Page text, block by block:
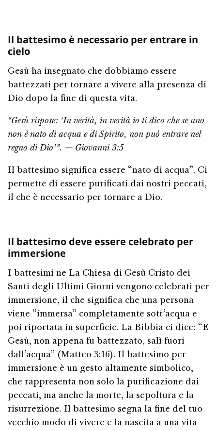
Il battesimo è necessario per entrare in
cielo
Gesù ha insegnato che dobbiamo essere
battezzati per tornare a vivere alla presenza di
Dio dopo la fine di questa vita.
“Gesù rispose: ‘In verità, in verità io ti dico che se uno
non è nato di acqua e di Spirito, non può entrare nel
regno di Dio’”. — Giovanni 3:5
Il battesimo significa essere “nato di acqua”. Ci
permette di essere purificati dai nostri peccati,
il che è necessario per tornare a Dio.
Il battesimo deve essere celebrato per
immersione
I battesimi ne La Chiesa di Gesù Cristo dei
Santi degli Ultimi Giorni vengono celebrati per
immersione, il che significa che una persona
viene “immersa” completamente sott’acqua e
poi riportata in superficie. La Bibbia ci dice: “E
Gesù, non appena fu battezzato, salì fuori
dall’acqua” (Matteo 3:16). Il battesimo per
immersione è un gesto altamente simbolico,
che rappresenta non solo la purificazione dai
peccati, ma anche la morte, la sepoltura e la
risurrezione. Il battesimo segna la fine del tuo
vecchio modo di vivere e la nascita a una vita